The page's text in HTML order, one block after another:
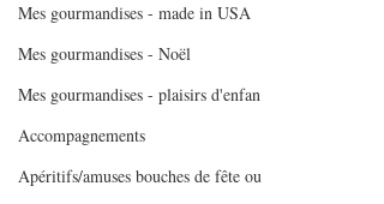
Mes gourmandises - made in USA
Mes gourmandises - Noël
Mes gourmandises - plaisirs d'enfan
Accompagnements
Apéritifs/amuses bouches de fête ou